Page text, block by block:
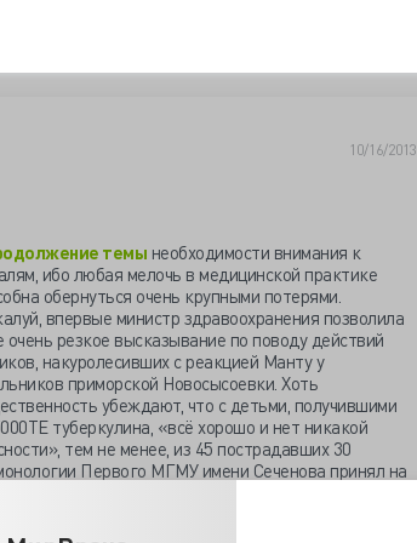
10/16/2013
темы необходимости внимания к
ибо любая мелочь в медицинской практике
обернуться очень крупными потерями.
впервые министр здравоохранения позволила
очень резкое высказывание по поводу действий
накуролесивших с реакцией Манту у
приморской Новосысоевки. Хоть
убеждают, что с детьми, получившими
туберкулина, «всё хорошо и нет никакой
тем не менее, из 45 пострадавших 30
Первого МГМУ имени Сеченова принял на
обороны планирует всех школьников
учреждения.